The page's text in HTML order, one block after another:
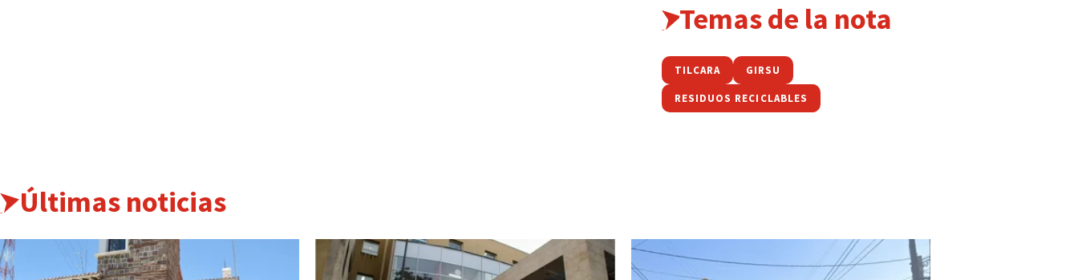
Temas de la nota
TILCARA GIRSU
RESIDUOS RECICLABLES
Últimas noticias